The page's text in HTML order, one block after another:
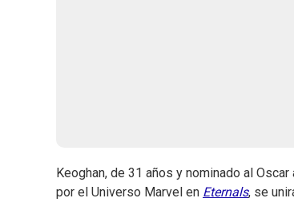
Keoghan, de 31 años y nominado al
por el Universo Marvel en Eternals, se